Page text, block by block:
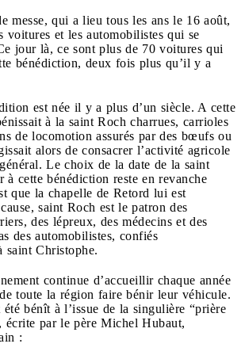
messe, qui a lieu tous les ans le 16 août,
voitures et les automobilistes qui se
jour là, ce sont plus de 70 voitures qui
bénédiction, deux fois plus qu’il y a
est née il y a plus d’un siècle. A cette
à la saint Roch charrues, carrioles
de locomotion assurés par des bœufs ou
alors de consacrer l’activité agricole
Le choix de la date de la saint
à cette bénédiction reste en revanche
que la chapelle de Retord lui est
saint Roch est le patron des
des lépreux, des médecins et des
des automobilistes, confiés
saint Christophe.
continue d’accueillir chaque année
toute la région faire bénir leur véhicule.
bénît à l’issue de la singulière “prière
écrite par le père Michel Hubaut,
: